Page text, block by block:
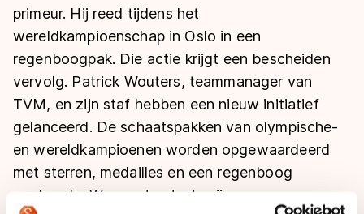
Shorttrack
Inlineskaten
Kunstschaatsen
Schoonrijden
Natuurijs
Langebaan
Shorttrack
Marathon
Inlineskaten
Kunstschaatsen
Tijden & historie
Ranglijsten Langebaan
Persoonlijke records & tijden
Historie & statistiek
De weg op
Inschrijven wedstrijden
Algemene Nederlandse Schaatstijd
Deze zomer de weg op
Waar kan ik schaatsen en skaten?
Schaatsfans
Alles voor jou als schaatsfan
Evenementen
Olympische Spelen
primeur. Hij reed tijdens het
wereldkampioenschap in Oslo in een
regenboogpak. Die actie krijgt een bescheiden
vervolg. Patrick Wouters, teammanager van
TVM, en zijn staf hebben een nieuw initiatief
gelanceerd. De schaatspakken van olympische-
en wereldkampioenen worden opgewaardeerd
met sterren, medailles en een regenboog
armband. ,,We moeten trots zijn op onze